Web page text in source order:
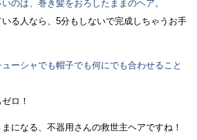
のは、巻き髪をおろしたままのヘア。
る人なら、5分もしないで完成しちゃうお手
ーシャでも帽子でも何にでも合わせること
ロ！
になる、不器用さんの救世主ヘアですね！